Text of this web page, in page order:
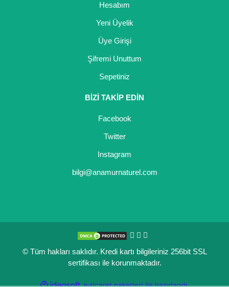
Hesabım
Yeni Üyelik
Üye Girişi
Şifremi Unuttum
Sepetiniz
BİZİ TAKİP EDİN
Facebook
Twitter
Instagram
bilgi@anamurnaturel.com
© Tüm hakları saklıdır. Kredi kartı bilgileriniz 256bit SSL
sertifikası ile korunmaktadır.
ideasoft e- ile